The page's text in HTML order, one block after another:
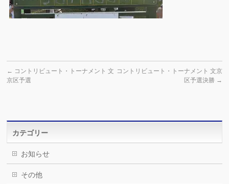
← コントリビュート・トーナメント 文
京区予選
コントリビュート・トーナメント 文京
区予選決勝 →
カテゴリー
お知らせ
その他